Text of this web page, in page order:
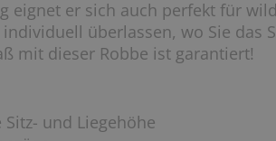
eignet er sich auch perfekt für
überlassen, wo Sie das
mit dieser Robbe ist garantiert!
und Liegehöhe